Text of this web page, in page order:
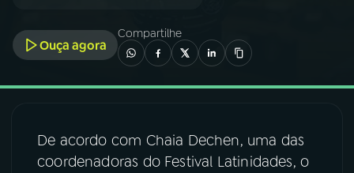
A RÁDIO
03PROGRAMAÇÃO
04PROGRAMAS
Ouça agora
Compartilhe
De acordo com Chaia Dechen, uma das
coordenadoras do Festival Latinidades, o